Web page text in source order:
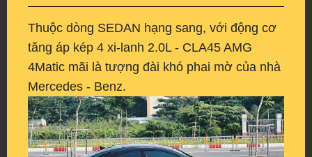
Thuộc dòng SEDAN hạng sang, với động cơ
tăng áp kép 4 xi-lanh 2.0L - CLA45 AMG
4Matic mãi là tượng đài khó phai mờ của nhà
Mercedes - Benz.